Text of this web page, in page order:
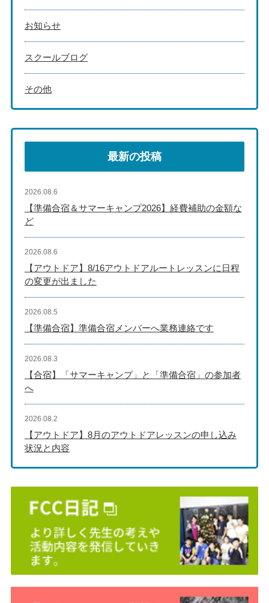
お知らせ
スクールブログ
その他
最新の投稿
【準備合宿＆サマーキャンプ2026】経費補助の金額な
ど
2026.08.6
【アウトドア】8/16アウトドアルートレッスンに日程
の変更が出ました
2026.08.6
【準備合宿】準備合宿メンバーへ業務連絡です
2026.08.5
【合宿】「サマーキャンプ」と「準備合宿」の参加者
へ
2026.08.3
【アウトドア】8月のアウトドアレッスンの申し込み
状況と内容
2026.08.2